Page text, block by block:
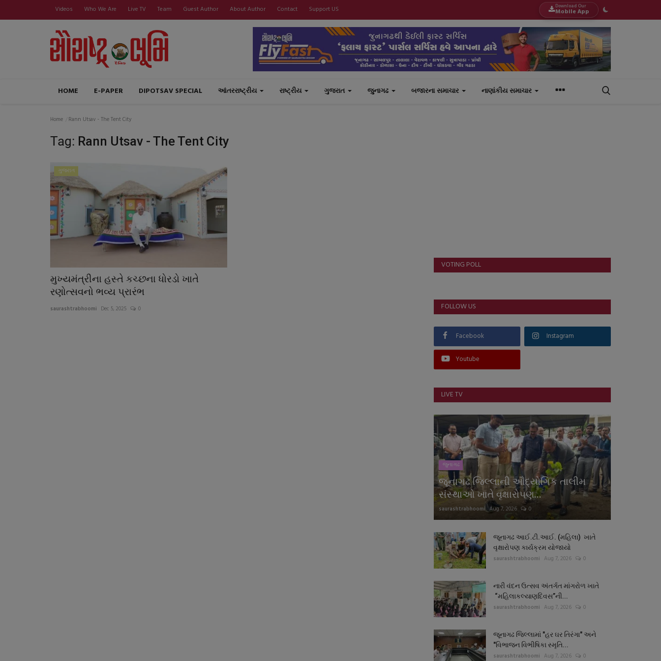
Videos Who We Are Live TV Team Guest Author About Author Contact Support US Download Our
Mobile App
HOME E-PAPER DIPOTSAV SPECIAL આંતરરાષ્ટ્રીય રાષ્ટ્રીય ગુજરાત જુનાગઢ બજારના સમાચાર નાણાંકીય સમાચાર
Home Rann Utsav - The Tent City
Tag: Rann Utsav - The Tent City
ગુજરાત
મુખ્યમંત્રીના હસ્તે કચ્છના ધોરડો ખાતે
રણોત્સવનો ભવ્ય પ્રારંભ
saurashtrabhoomi Dec 5, 2025 0
VOTING POLL
FOLLOW US
Facebook Instagram
Youtube
LIVE TV
જુનાગઢ
જૂનાગઢ જિલ્લાની ઔદ્યોગિક તાલીમ
સંસ્થાઓ ખાતે વૃક્ષારોપણ...
saurashtrabhoomi Aug 7, 2026 0
જૂનાગઢ આઈ.ટી.આઈ. (મહિલા) ખાતે
વૃક્ષારોપણ કાર્યક્રમ યોજાયો
saurashtrabhoomi Aug 7, 2026 0
નારી વંદન ઉત્સવ અંતર્ગત માંગરોળ ખાતે
“મહિલાકલ્યાણદિવસ”ની...
saurashtrabhoomi Aug 7, 2026 0
જૂનાગઢ જિલ્લામાં "હર ઘર તિરંગા" અને
"વિભાજન વિભીષિકા સ્મૃતિ...
saurashtrabhoomi Aug 7, 2026 0